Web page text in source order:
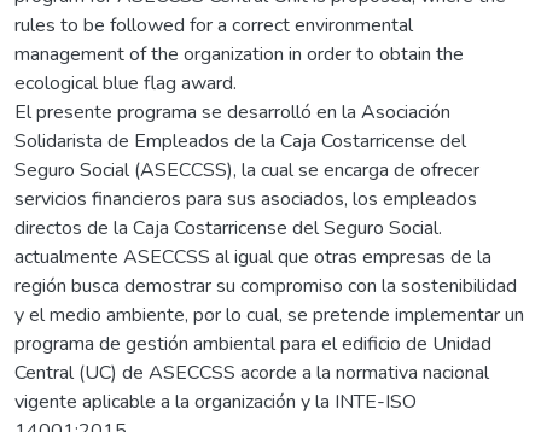
rules to be followed for a correct environmental
management of the organization in order to obtain the
ecological blue flag award.
El presente programa se desarrolló en la Asociación
Solidarista de Empleados de la Caja Costarricense del
Seguro Social (ASECCSS), la cual se encarga de ofrecer
servicios financieros para sus asociados, los empleados
directos de la Caja Costarricense del Seguro Social.
actualmente ASECCSS al igual que otras empresas de la
región busca demostrar su compromiso con la sostenibilidad
y el medio ambiente, por lo cual, se pretende implementar un
programa de gestión ambiental para el edificio de Unidad
Central (UC) de ASECCSS acorde a la normativa nacional
vigente aplicable a la organización y la INTE-ISO